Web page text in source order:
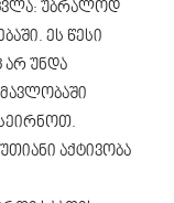
უბრალოდ
ეს წესი
არ უნდა
აქტივობა